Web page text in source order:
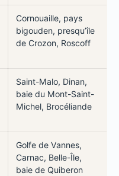
Cornouaille, pays
bigouden, presqu’île
de Crozon, Roscoff
Saint-Malo, Dinan,
baie du Mont-Saint-
Michel, Brocéliande
Golfe de Vannes,
Carnac, Belle-Île,
baie de Quiberon